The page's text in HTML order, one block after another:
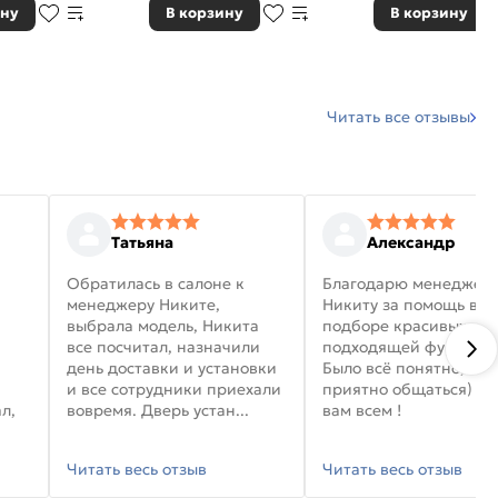
В корзину В корзину
Читать все отзывы
Татьяна
Обратилась в салоне к
менеджеру Никите,
выбрала модель, Никита
все посчитал, назначили
день доставки и установки
и все сотрудники приехали
вовремя. Дверь устан...
Читать весь отзыв
Александр
Благодарю
Никиту за помощь в
подборе красивых
подходящей
Было всё понятно, и
приятно общаться)
вам всем !
Читать весь отзыв